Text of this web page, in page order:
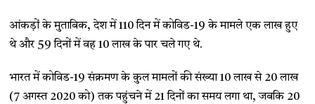
आंकड़ों के मुताबिक, देश में 110 दिन में कोविड-19 के मामले एक लाख हुए
थे और 59 दिनों में वह 10 लाख के पार चले गए थे.
भारत में कोविड-19 संक्रमण के कुल मामलों की संख्या 10 लाख से 20 लाख
(7 अगस्त 2020 को) तक पहुंचने में 21 दिनों का समय लगा था, जबकि 20